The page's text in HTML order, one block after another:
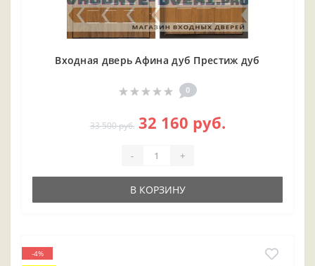
Входная дверь Афина дуб Престиж дуб
0
33 500 руб. 32 160 руб.
- +
В КОРЗИНУ
-4%